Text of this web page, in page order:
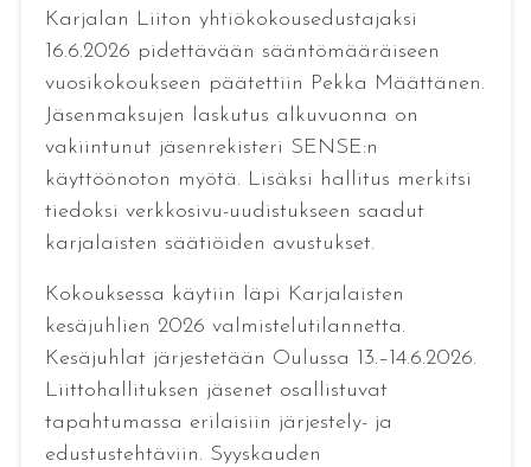
Karjalan Liiton yhtiökokousedustajaksi
16.6.2026 pidettävään sääntömääräiseen
vuosikokoukseen päätettiin Pekka Määttänen.
Jäsenmaksujen laskutus alkuvuonna on
vakiintunut jäsenrekisteri SENSE:n
käyttöönoton myötä. Lisäksi hallitus merkitsi
tiedoksi verkkosivu-uudistukseen saadut
karjalaisten säätiöiden avustukset.
Kokouksessa käytiin läpi Karjalaisten
kesäjuhlien 2026 valmistelutilannetta.
Kesäjuhlat järjestetään Oulussa 13.–14.6.2026.
Liittohallituksen jäsenet osallistuvat
tapahtumassa erilaisiin järjestely- ja
edustustehtäviin. Syyskauden